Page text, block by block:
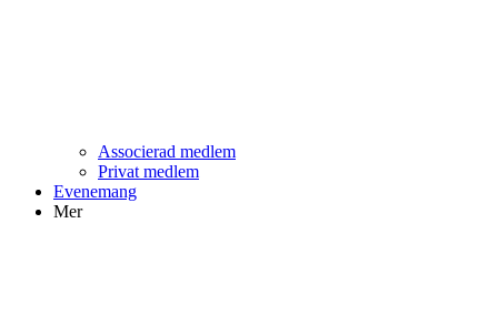
Associerad medlem
Privat medlem
Evenemang
Mer